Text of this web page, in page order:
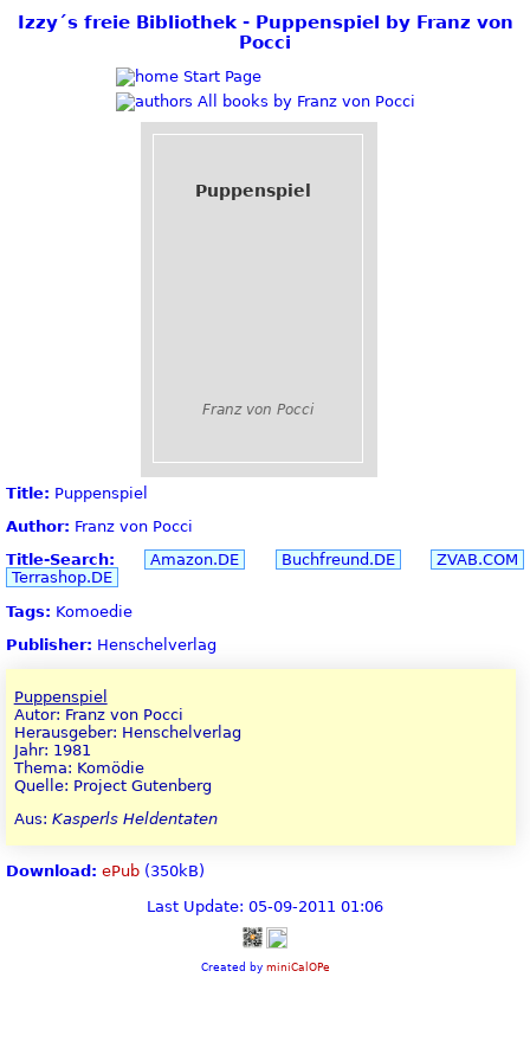
Izzy´s freie Bibliothek - Puppenspiel by Franz von
Pocci
Start Page
All books by Franz von Pocci
Puppenspiel
Franz von Pocci
Title: Puppenspiel
Author: Franz von Pocci
Title-Search:
Amazon.DE Buchfreund.DE
ZVAB.COM
Terrashop.DE
Tags: Komoedie
Publisher: Henschelverlag
Puppenspiel
Autor: Franz von Pocci
Herausgeber: Henschelverlag
Jahr: 1981
Thema: Komödie
Quelle: Project Gutenberg
Aus: Kasperls Heldentaten
Download: ePub (350kB)
Last Update: 05-09-2011 01:06
Created by miniCalOPe